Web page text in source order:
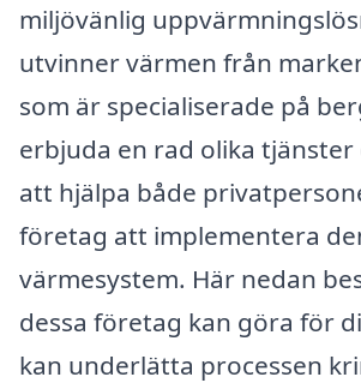
miljövänlig
utvinner värmen från
som är specialiserade på
erbjuda en rad olika
att hjälpa både
företag att implementera
värmesystem. Här nedan
dessa företag kan göra för
kan underlätta processen